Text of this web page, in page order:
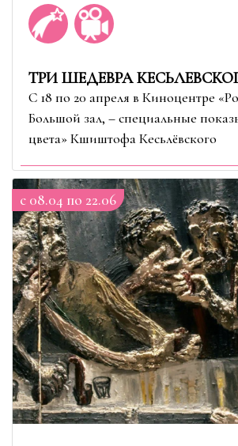
ТРИ ШЕДЕВРА
С 18 по 20 апреля в Киноцентре
Большой зал, – специальные
цвета» Кшиштофа Кесьлёвского
c 08.04 по 22.06